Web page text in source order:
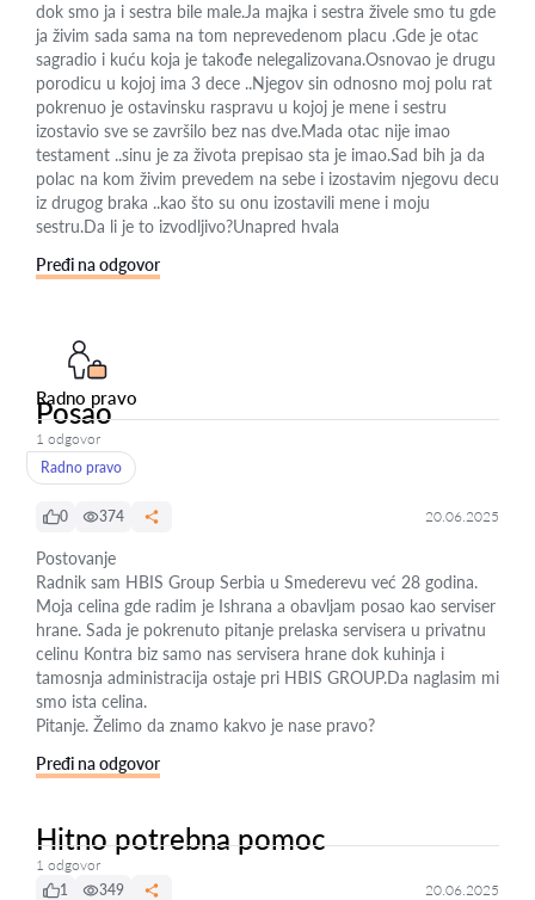
dok smo ja i sestra bile male.Ja majka i sestra živele smo tu gde
ja živim sada sama na tom neprevedenom placu .Gde je otac
sagradio i kuću koja je takođe nelegalizovana.Osnovao je drugu
porodicu u kojoj ima 3 dece ..Njegov sin odnosno moj polu rat
pokrenuo je ostavinsku raspravu u kojoj je mene i sestru
izostavio sve se završilo bez nas dve.Mada otac nije imao
testament ..sinu je za života prepisao sta je imao.Sad bih ja da
polac na kom živim prevedem na sebe i izostavim njegovu decu
iz drugog braka ..kao što su onu izostavili mene i moju
sestru.Da li je to izvodljivo?Unapred hvala
Pređi na odgovor
Radno pravo
Posao
1 odgovor
Radno pravo
0 374 20.06.2025
Postovanje
Radnik sam HBIS Group Serbia u Smederevu već 28 godina.
Moja celina gde radim je Ishrana a obavljam posao kao serviser
hrane. Sada je pokrenuto pitanje prelaska servisera u privatnu
celinu Kontra biz samo nas servisera hrane dok kuhinja i
tamosnja administracija ostaje pri HBIS GROUP.Da naglasim mi
smo ista celina.
Pitanje. Želimo da znamo kakvo je nase pravo?
Pređi na odgovor
Hitno potrebna pomoc
1 odgovor
1
349 20.06.2025